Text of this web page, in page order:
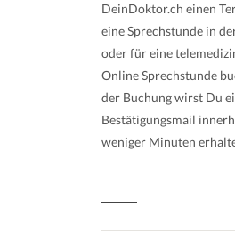
DeinDoktor.ch einen
eine Sprechstunde in
oder für eine
Online Sprechstunde
der Buchung wirst Du
Bestätigungsmail
weniger Minuten